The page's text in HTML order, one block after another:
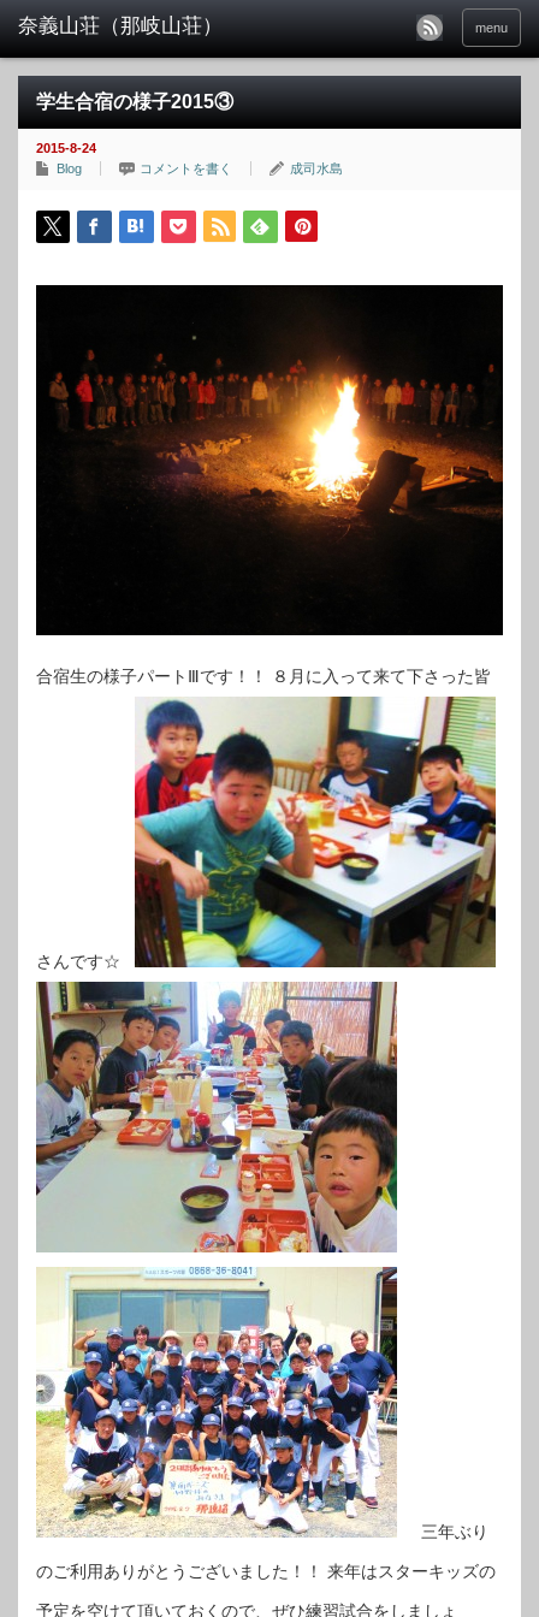
menu
学生合宿の様子2015③
2015-8-24
Blog
コメントを書く 成司水島
合宿生の様子パートⅢです！！ ８月に入って来て下さった皆
さんです☆
三年ぶり
のご利用ありがとうございました！！ 来年はスターキッズの
予定を空けて頂いておくので、ぜひ練習試合をしましょ